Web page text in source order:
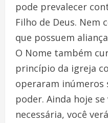
pode prevalecer
Filho de Deus. Nem
que possuem
O Nome também
princípio da igreja
operaram inúmeros
poder. Ainda hoje
necessária, você